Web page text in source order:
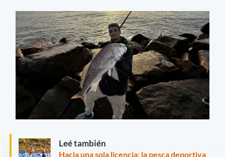
Leé también
Hacia una sola licencia: la pesca deportiva